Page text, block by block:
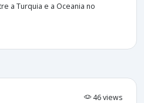
a Turquia e a Oceania no
46 views